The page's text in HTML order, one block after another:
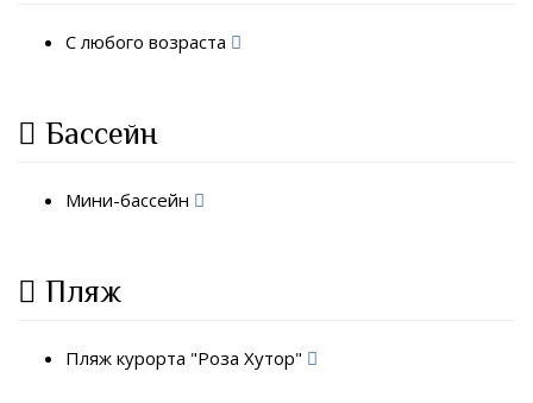
С любого возраста
Бассейн
Мини-бассейн
Пляж
Пляж курорта "Роза Хутор"